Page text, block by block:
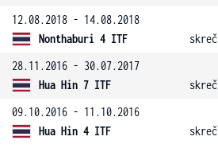
12.08.2018 - 14.08.2018
Nonthaburi 4 ITF
skreč
28.11.2016 - 30.07.2017
Hua Hin 7 ITF
skreč
09.10.2016 - 11.10.2016
Hua Hin 4 ITF
skreč